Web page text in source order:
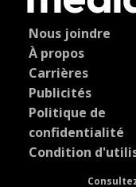
Nous joindre
À propos
Carrières
Publicités
Politique de
confidentialité
Condition